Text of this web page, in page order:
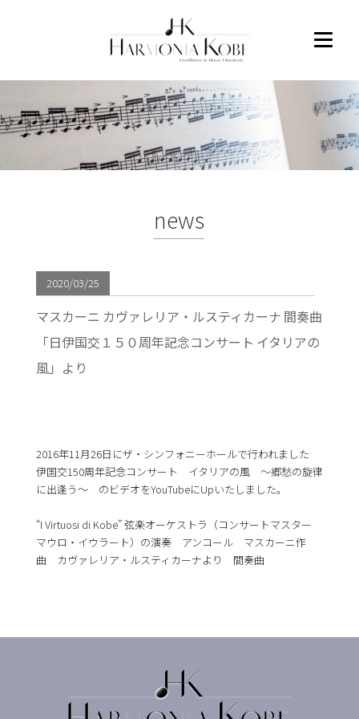
news
2020/03/25
マスカーニ カヴァレリア・ルスティカーナ 間奏曲
「日伊国交１５０周年記念コンサート イタリアの
風」より
2016年11月26日にザ・シンフォニーホールで行われました
伊国交150周年記念コンサート イタリアの風 〜郷愁の旋律
に出逢う〜 のビデオをYouTubeにUpいたしました。
“I Virtuosi di Kobe” 弦楽オーケストラ（コンサートマスター
マウロ・イウラート）の演奏 アンコール マスカーニ作
曲 カヴァレリア・ルスティカーナより 間奏曲